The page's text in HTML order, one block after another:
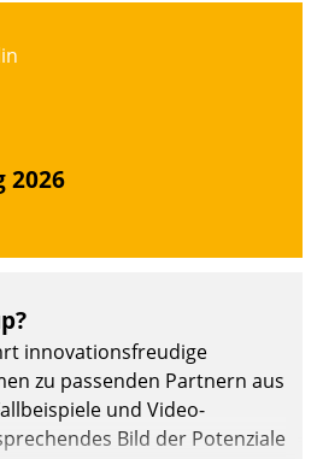
und automatisierte
nicht zu viel erwarten: Allein
neuen Software ist es nicht
2026
innovationsfreudige
zu passenden Partnern aus
und Video-
Bild der Potenziale